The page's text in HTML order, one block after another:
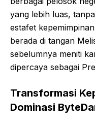
yang lebih luas,
estafet
berada di tangan
sebelumnya meniti
dipercaya sebagai
Transformasi
Dominasi